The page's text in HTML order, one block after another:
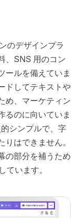
のデザインプラ
、SNS 用のコン
ールを備えていま
ドしてテキストや
め、マーケティン
るのに向いていま
シンプルで、字
はできません。
の部分を補うため
ています。